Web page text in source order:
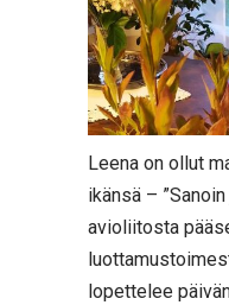
Leena on ollut
ikänsä –
avioliitosta
lopettelee